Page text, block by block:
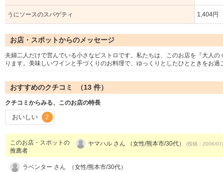
うにソースのスパゲティ 1,404円
お店・スポットからのメッセージ
夫婦二人だけで営んでいる小さなビストロです。私たちは、このお店を『大人
ります。美味しいワインと手づくりのお料理で、ゆっくりとしたひとときをお過
おすすめのクチコミ （13 件）
クチコミからみる、このお店の特長
おいしい 2
このお店・スポットの
推薦者
ヤマハル さん （女性/熊本市/30代） (投稿：2006/
ラベンター さん （女性/熊本市/30代）